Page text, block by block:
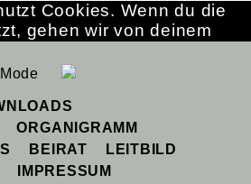
Mode
ORGANIGRAMM
BEIRAT
LEITBILD
IMPRESSUM
Cookies. Wenn du die
gehen wir von deinem